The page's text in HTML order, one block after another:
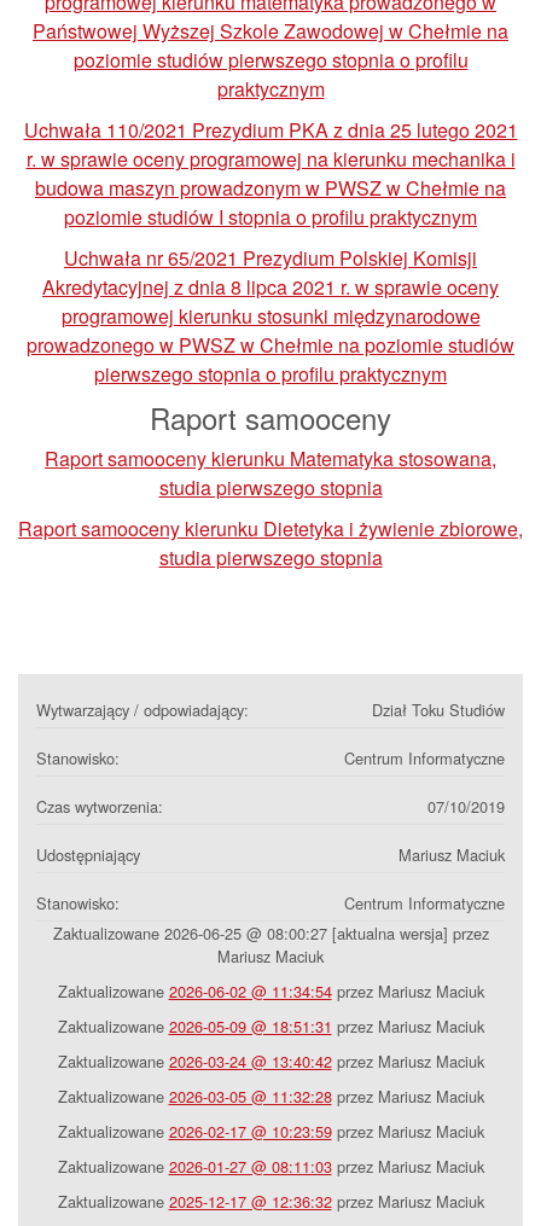
Państwowej Wyższej Szkole Zawodowej w Chełmie na
poziomie studiów pierwszego stopnia o profilu
praktycznym
Uchwała 110/2021 Prezydium PKA z dnia 25 lutego 2021
r. w sprawie oceny programowej na kierunku mechanika i
budowa maszyn prowadzonym w PWSZ w Chełmie na
poziomie studiów I stopnia o profilu praktycznym
Uchwała nr 65/2021 Prezydium Polskiej Komisji
Akredytacyjnej z dnia 8 lipca 2021 r. w sprawie oceny
programowej kierunku stosunki międzynarodowe
prowadzonego w PWSZ w Chełmie na poziomie studiów
pierwszego stopnia o profilu praktycznym
Raport samooceny
Raport samooceny kierunku Matematyka stosowana,
studia pierwszego stopnia
Raport samooceny kierunku Dietetyka i żywienie zbiorowe,
studia pierwszego stopnia
Wytwarzający / odpowiadający: Dział Toku Studiów
Stanowisko: Centrum Informatyczne
Czas wytworzenia: 07/10/2019
Udostępniający Mariusz Maciuk
Stanowisko:
Centrum Informatyczne
Zaktualizowane 2026-06-25 @ 08:00:27 [aktualna wersja] przez
Mariusz Maciuk
Zaktualizowane 2026-06-02 @ 11:34:54przez Mariusz Maciuk
Zaktualizowane 2026-05-09 @ 18:51:31 przez Mariusz Maciuk
Zaktualizowane 2026-03-24 @ 13:40:42przez Mariusz Maciuk
Zaktualizowane 2026-03-05 @ 11:32:28przez Mariusz Maciuk
Zaktualizowane 2026-02-17 @ 10:23:59przez Mariusz Maciuk
Zaktualizowane 2026-01-27 @ 08:11:03przez Mariusz Maciuk
Zaktualizowane 2025-12-17 @ 12:36:32przez Mariusz Maciuk